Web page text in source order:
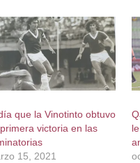
que la Vinotinto obtuvo
victoria en las
15, 2021